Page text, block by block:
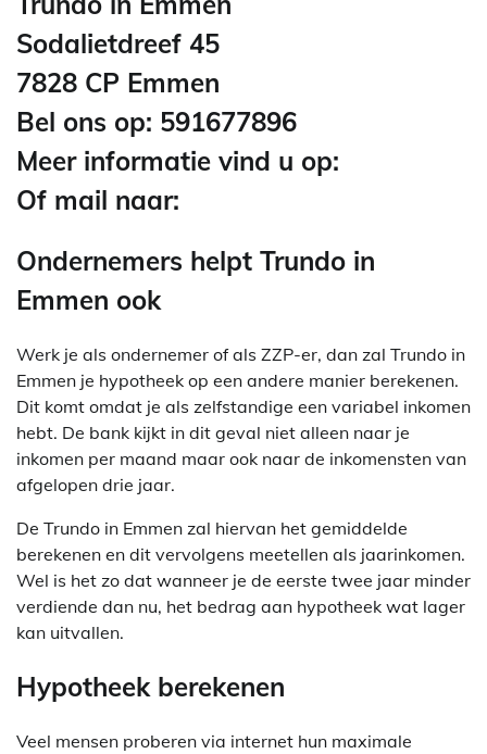
Sodalietdreef 45
7828 CP Emmen
Bel ons op: 591677896
Meer informatie vind u op:
Of mail naar:
Ondernemers helpt Trundo in
Emmen ook
Werk je als ondernemer of als ZZP-er, dan zal Trundo in
Emmen je hypotheek op een andere manier berekenen.
Dit komt omdat je als zelfstandige een variabel inkomen
hebt. De bank kijkt in dit geval niet alleen naar je
inkomen per maand maar ook naar de inkomensten van
afgelopen drie jaar.
De Trundo in Emmen zal hiervan het gemiddelde
berekenen en dit vervolgens meetellen als jaarinkomen.
Wel is het zo dat wanneer je de eerste twee jaar minder
verdiende dan nu, het bedrag aan hypotheek wat lager
kan uitvallen.
Hypotheek berekenen
Veel mensen proberen via internet hun maximale